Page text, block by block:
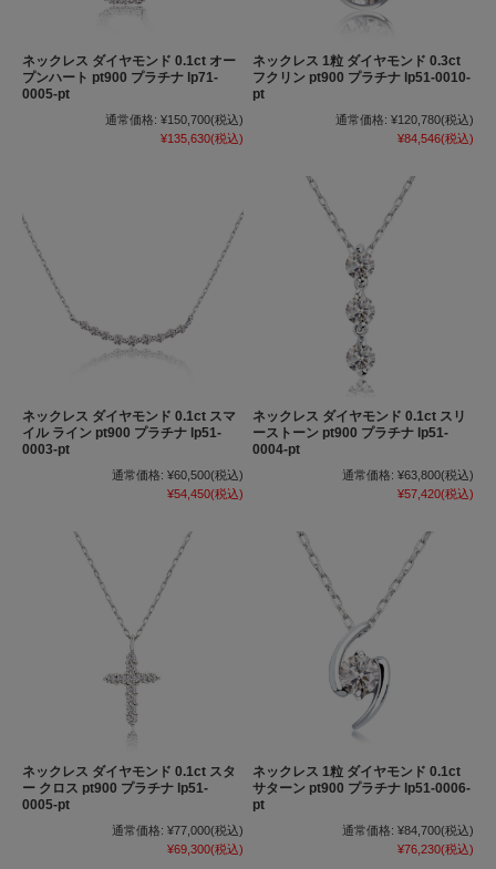
ネックレス ダイヤモンド 0.1ct オー
プンハート pt900 プラチナ lp71-
0005-pt
通常価格: ¥150,700(税込)
¥135,630(税込)
ネックレス 1粒 ダイヤモンド 0.3ct
フクリン pt900 プラチナ lp51-0010-
pt
通常価格: ¥120,780(税込)
¥84,546(税込)
ネックレス ダイヤモンド 0.1ct スマ
イル ライン pt900 プラチナ lp51-
0003-pt
通常価格: ¥60,500(税込)
¥54,450(税込)
ネックレス ダイヤモンド 0.1ct スリ
ーストーン pt900 プラチナ lp51-
0004-pt
通常価格: ¥63,800(税込)
¥57,420(税込)
ネックレス ダイヤモンド 0.1ct スタ
ー クロス pt900 プラチナ lp51-
0005-pt
通常価格: ¥77,000(税込)
¥69,300(税込)
ネックレス 1粒 ダイヤモンド 0.1ct
サターン pt900 プラチナ lp51-0006-
pt
通常価格: ¥84,700(税込)
¥76,230(税込)